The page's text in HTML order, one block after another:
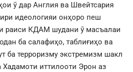
ӯ дар Англия ва Швейтсария
идеологияи онҳоро пеш
раиси КДАМ шудани ӯ масъалаи
ба салафиҳо, таблиғиҳо ва
ба терроризму экстремизм шакл
Хадамоти иттилооти Эрон аз